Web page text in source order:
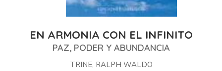
EN ARMONIA CON EL INFINITO
PAZ, PODER Y ABUNDANCIA
TRINE, RALPH WALDO